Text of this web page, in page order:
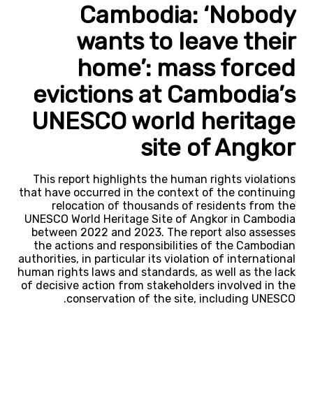
Cambodia: ‘Nobody
wants to leave their
home’: mass forced
evictions at Cambodia’s
UNESCO world heritage
site of Angkor
This report highlights the human rights violations
that have occurred in the context of the continuing
relocation of thousands of residents from the
UNESCO World Heritage Site of Angkor in Cambodia
between 2022 and 2023. The report also assesses
the actions and responsibilities of the Cambodian
authorities, in particular its violation of international
human rights laws and standards, as well as the lack
of decisive action from stakeholders involved in the
conservation of the site, including UNESCO.